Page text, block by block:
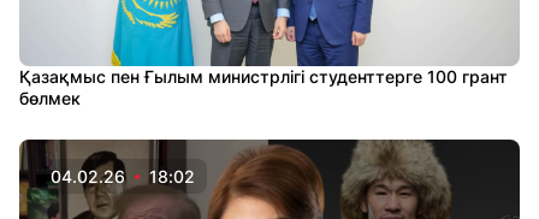
Қазақмыс пен Ғылым министрлігі студенттерге 100 грант
бөлмек
04.02.26 18:02